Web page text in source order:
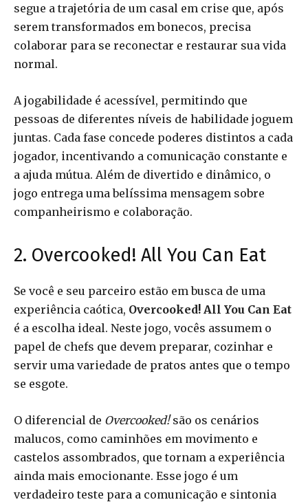
segue a trajetória de um casal em crise que, após
serem transformados em bonecos, precisa
colaborar para se reconectar e restaurar sua vida
normal.
A jogabilidade é acessível, permitindo que
pessoas de diferentes níveis de habilidade joguem
juntas. Cada fase concede poderes distintos a cada
jogador, incentivando a comunicação constante e
a ajuda mútua. Além de divertido e dinâmico, o
jogo entrega uma belíssima mensagem sobre
companheirismo e colaboração.
2. Overcooked! All You Can Eat
Se você e seu parceiro estão em busca de uma
experiência caótica, Overcooked! All You Can Eat
é a escolha ideal. Neste jogo, vocês assumem o
papel de chefs que devem preparar, cozinhar e
servir uma variedade de pratos antes que o tempo
se esgote.
O diferencial de Overcooked!são os cenários
malucos, como caminhões em movimento e
castelos assombrados, que tornam a experiência
ainda mais emocionante. Esse jogo é um
verdadeiro teste para a comunicação e sintonia